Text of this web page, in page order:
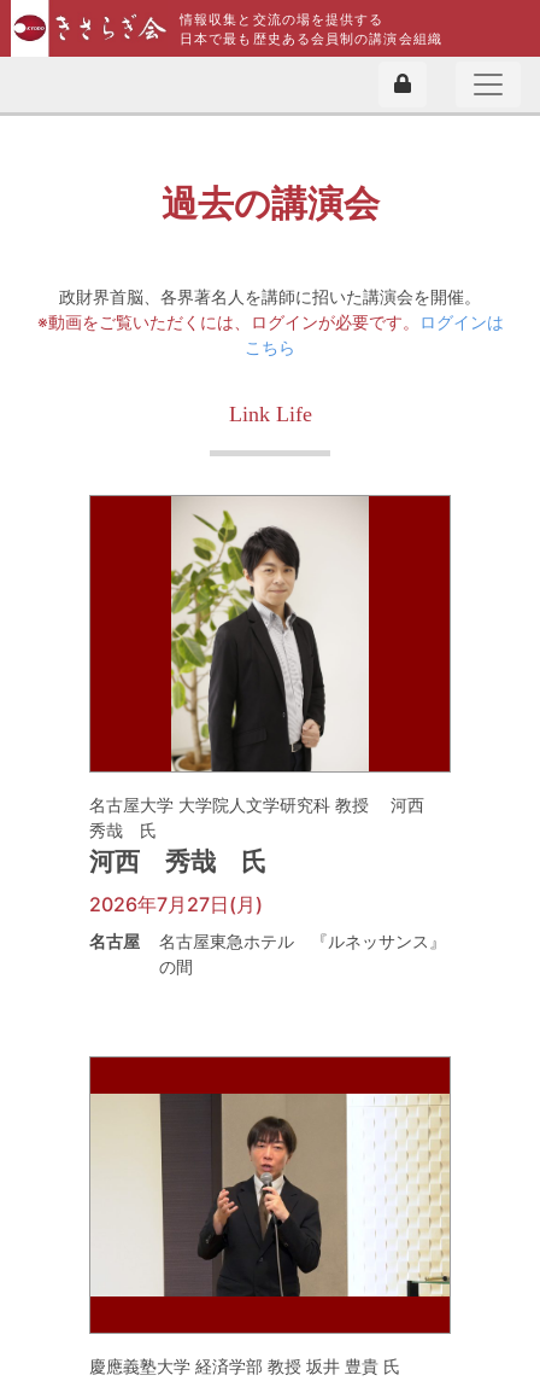
情報収集と交流の場を提供する
日本で最も歴史ある会員制の講演会組織
過去の講演会
政財界首脳、各界著名人を講師に招いた講演会を開催。
※動画をご覧いただくには、ログインが必要です。
ログインは
こちら
Link Life
名古屋大学 大学院人文学研究科 教授 河西
秀哉 氏
河西 秀哉 氏
2026年7月27日(月)
名古屋
名古屋東急ホテル 『ルネッサンス』
の間
慶應義塾大学 経済学部 教授 坂井 豊貴 氏